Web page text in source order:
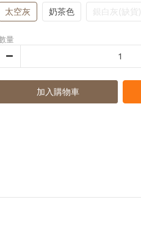
太空灰 奶茶色 銀白灰(缺貨)
量
加入購物車